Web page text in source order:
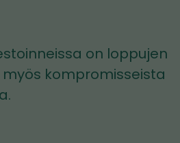
on loppujen
myös kompromisseista